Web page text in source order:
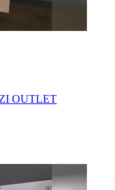
OUTLET